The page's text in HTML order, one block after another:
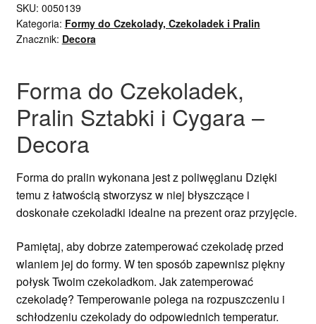
SKU: 0050139
Kategoria: Formy do Czekolady, Czekoladek i Pralin
Znacznik: Decora
Forma do Czekoladek,
Pralin Sztabki i Cygara –
Decora
Forma do pralin wykonana jest z poliwęglanu Dzięki
temu z łatwością stworzysz w niej błyszczące i
doskonałe czekoladki idealne na prezent oraz przyjęcie.
Pamiętaj, aby dobrze zatemperować czekoladę przed
wlaniem jej do formy. W ten sposób zapewnisz piękny
połysk Twoim czekoladkom. Jak zatemperować
czekoladę? Temperowanie polega na rozpuszczeniu i
schłodzeniu czekolady do odpowiednich temperatur.